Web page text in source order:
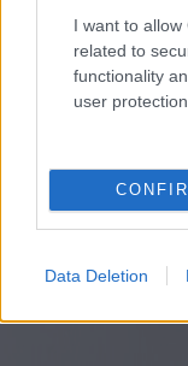
I want to
related to
functionality
user protection.
Data Deletion
Magazin